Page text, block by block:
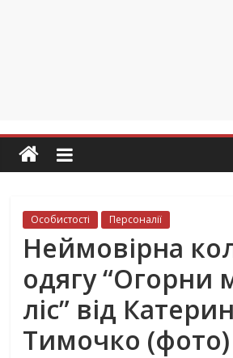
Особистості Персоналії
Неймовірна
одягу “Огорни
ліс” від
Тимочко (фото)